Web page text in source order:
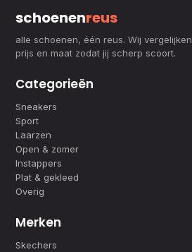
schoenenreus
alle schoenen, één reus. Wij vergelijken
prijs en maat zodat jij scherp scoort.
Categorieën
Sneakers
Sport
Laarzen
Open & zomer
Instappers
Plat & gekleed
Overig
Merken
Skechers